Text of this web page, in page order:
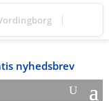
Fri Fagskole
nyhedsbrev